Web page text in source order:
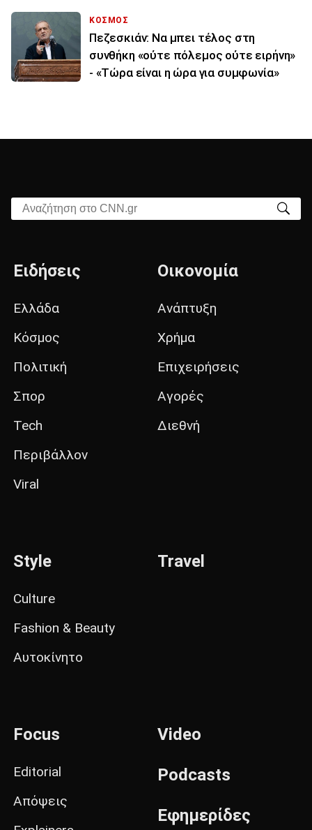
ΚΟΣΜΟΣ
Πεζεσκιάν: Να μπει τέλος στη
συνθήκη «ούτε πόλεμος ούτε ειρήνη»
- «Τώρα είναι η ώρα για συμφωνία»
Αναζήτηση στο CNN.gr
Ειδήσεις
Ελλάδα
Κόσμος
Πολιτική
Σπορ
Tech
Περιβάλλον
Viral
Οικονομία
Ανάπτυξη
Χρήμα
Επιχειρήσεις
Αγορές
Διεθνή
Style
Culture
Fashion & Beauty
Αυτοκίνητο
Travel
Focus
Editorial
Απόψεις
Video
Podcasts
Εφημερίδες